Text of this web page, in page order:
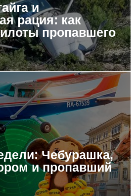
и
рация: как
пропавшего
Чебурашка,
и пропавший